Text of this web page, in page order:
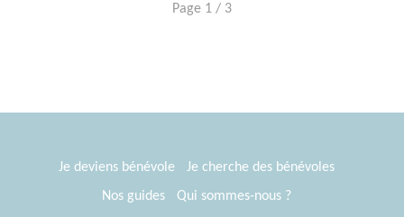
Page 1 / 3
Je deviens bénévole
Je cherche des bénévoles
Nos guides
Qui sommes-nous ?